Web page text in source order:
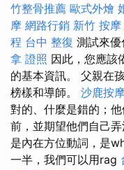
竹整骨推薦 歐式外燴
摩 網路行銷 新竹 按摩
程 台中 整復 測試來優
拿 證照 因此，您應該
的基本資訊。 父親在
榜樣和導師。 沙鹿按
對的、什麼是錯的；
前，並期望他們自己
是內在方位動詞，是
一半，我們可以用rag